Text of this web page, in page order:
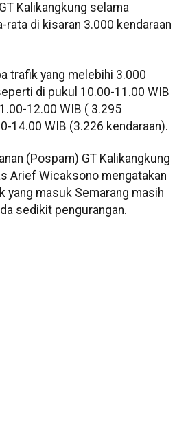
Kalikangkung selama
rata di kisaran 3.000 kendaraan
trafik yang melebihi 3.000
di pukul 10.00-11.00 WIB
12.00 WIB ( 3.295
14.00 WIB (3.226 kendaraan).
(Pospam) GT Kalikangkung
Arief Wicaksono mengatakan
yang masuk Semarang masih
sedikit pengurangan.